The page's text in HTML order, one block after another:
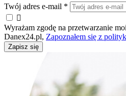
Twój adres e-mail *

Wyrażam zgodę na przetwarzanie
Danex24.pl, Zapoznałem się z